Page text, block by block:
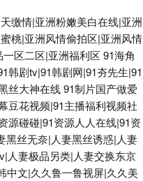
缴情|亚洲粉嫩美白在线|亚洲
桃|亚洲风情偷拍区|亚洲风情
区二区|亚洲福利区 91海角
韩剧tv|91韩剧网|91夯先生|91
丝大神在线91制片国产做爱
豆花视频|91主播福利视频社
源碰碰|91资源人人在线|91资
黑丝无奈|人妻黑丝诱惑|人妻
人妻极品另类|人妻交换东京
中文|久久鲁一鲁视屏|久久美